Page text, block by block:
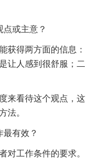
或主意？
得两方面的信息：
让人感到很舒服；二
看待这个观点，这
法。
有效？
工作条件的要求。